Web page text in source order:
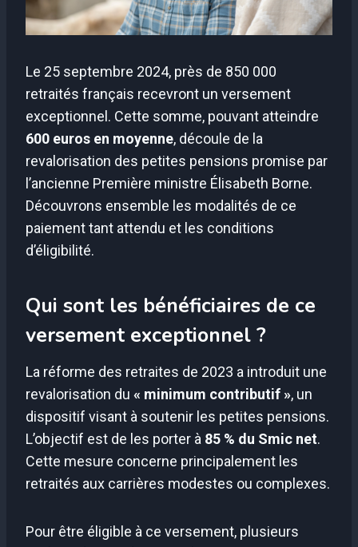
Le 25 septembre 2024, près de 850 000
retraités français recevront un versement
exceptionnel. Cette somme, pouvant atteindre
600 euros en moyenne, découle de la
revalorisation des petites pensions promise par
l’ancienne Première ministre Élisabeth Borne.
Découvrons ensemble les modalités de ce
paiement tant attendu et les conditions
d’éligibilité.
Qui sont les bénéficiaires de ce
versement exceptionnel ?
La réforme des retraites de 2023 a introduit une
revalorisation du « minimum contributif », un
dispositif visant à soutenir les petites pensions.
L’objectif est de les porter à 85 % du Smic net.
Cette mesure concerne principalement les
retraités aux carrières modestes ou complexes.
Pour être éligible à ce versement, plusieurs